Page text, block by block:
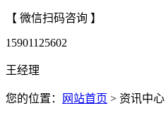
【 微信扫码咨询 】
15901125602
王经理
您的位置： 网站首页 > 资讯中心